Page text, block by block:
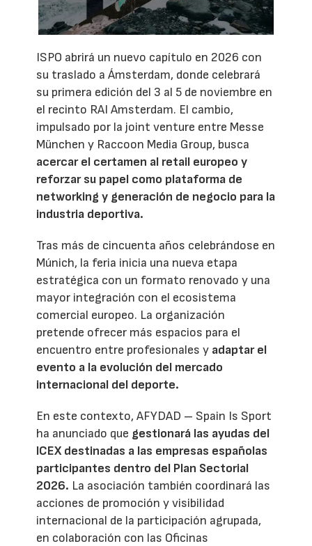
ISPO abrirá un nuevo capítulo en 2026 con
su traslado a Ámsterdam, donde celebrará
su primera edición del 3 al 5 de noviembre en
el recinto RAI Amsterdam. El cambio,
impulsado por la joint venture entre Messe
München y Raccoon Media Group, busca
acercar el certamen al retail europeo y
reforzar su papel como plataforma de
networking y generación de negocio para la
industria deportiva.
Tras más de cincuenta años celebrándose en
Múnich, la feria inicia una nueva etapa
estratégica con un formato renovado y una
mayor integración con el ecosistema
comercial europeo. La organización
pretende ofrecer más espacios para el
encuentro entre profesionales y adaptar el
evento a la evolución del mercado
internacional del deporte.
En este contexto, AFYDAD – Spain Is Sport
ha anunciado que gestionará las ayudas del
ICEX destinadas a las empresas españolas
participantes dentro del Plan Sectorial
2026. La asociación también coordinará las
acciones de promoción y visibilidad
internacional de la participación agrupada,
en colaboración con las Oficinas